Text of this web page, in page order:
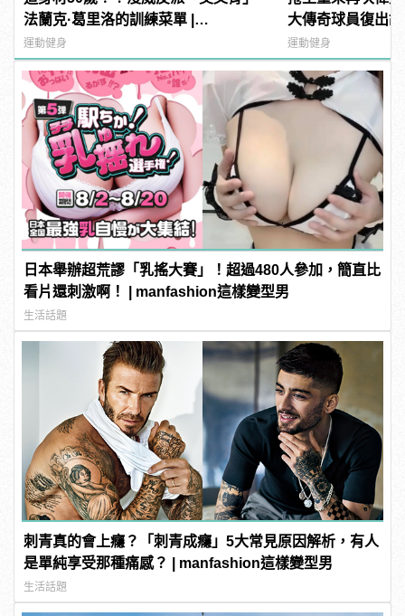
法蘭克·葛里洛的訓練菜單 |
manfashion這樣變型男
運動健身
大傳奇球員復出
運動健身
日本舉辦超荒謬「乳搖大賽」！超過480人參加，簡直比
看片還刺激啊！ | manfashion這樣變型男
生活話題
刺青真的會上癮？「刺青成癮」5大常見原因解析，有人
是單純享受那種痛感？ | manfashion這樣變型男
生活話題